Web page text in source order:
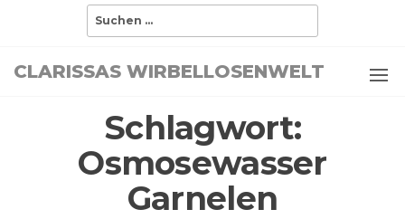
CLARISSAS WIRBELLOSENWELT
Schlagwort:
Osmosewasser
Garnelen